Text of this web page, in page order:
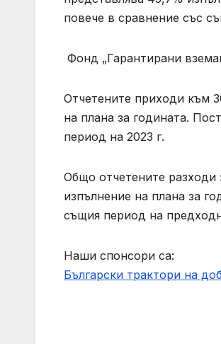
повече в сравнение със
Фонд „Гарантирани
Отчетените приходи към
на плана за годината.
период на 2023 г.
Общо отчетените разходи
изпълнение на плана за
същия период на
Наши спонсори са:
Български трактори на